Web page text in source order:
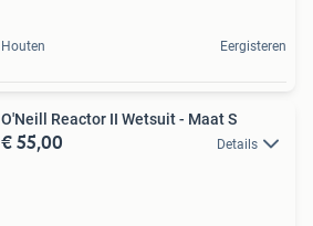
Houten Eergisteren
O'Neill Reactor II Wetsuit - Maat S
€ 55,00 Details